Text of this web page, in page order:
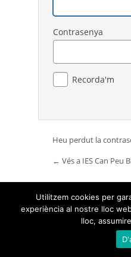
Contrasenya
Recorda'm
Heu perdut la
← Vés a IES Can Peu
Utilitzem cookies per
experiència al nostre lloc
lloc,